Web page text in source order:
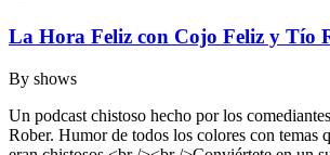
La Hora Feliz con Cojo Feliz y Tío
By shows
Un podcast chistoso hecho por los
Rober. Humor de todos los colores con temas